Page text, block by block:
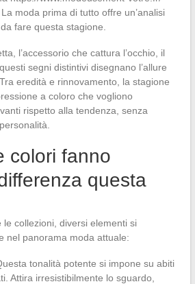
moda prima di tutto offre un’analisi
fare questa stagione.
l’accessorio che cattura l’occhio, il
segni distintivi disegnano l’allure
eredità e rinnovamento, la stagione
a coloro che vogliono
rispetto alla tendenza, senza
colori fanno
questa
collezioni, diversi elementi si
nel panorama moda attuale:
tonalità potente si impone su abiti
Attira irresistibilmente lo sguardo,